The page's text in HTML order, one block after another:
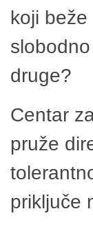
koji
druge?
Centar
pruže
priključe